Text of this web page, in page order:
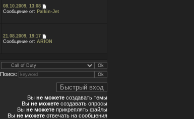
08.10.2009, 13:08
Сообщение от: Palkin-Jet
21.08.2009, 19:17
Сообщение от: ARION
Поиск:
Вы не можете создавать темы
Вы не можете создавать опросы
Вы не можете прикреплять файлы
Вы не можете отвечать на сообщения